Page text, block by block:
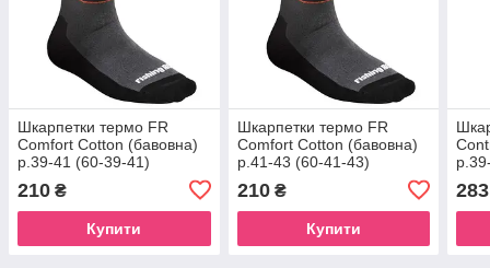
Шкарпетки термо FR
Comfort Cotton (бавовна)
р.39-41 (60-39-41)
210 ₴
Купити
Шкарпетки термо FR
Comfort Cotton (бавовна)
р.41-43 (60-41-43)
210₴
Купити
283